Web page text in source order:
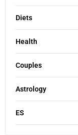
Diets
Health
Couples
Astrology
ES